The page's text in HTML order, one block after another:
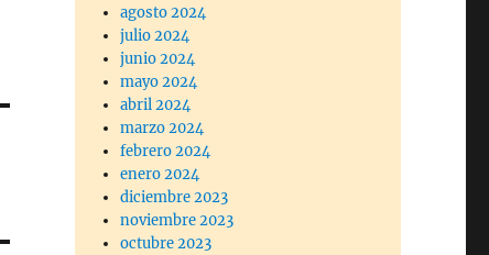
agosto 2024
julio 2024
junio 2024
mayo 2024
abril 2024
marzo 2024
febrero 2024
enero 2024
diciembre 2023
noviembre 2023
octubre 2023